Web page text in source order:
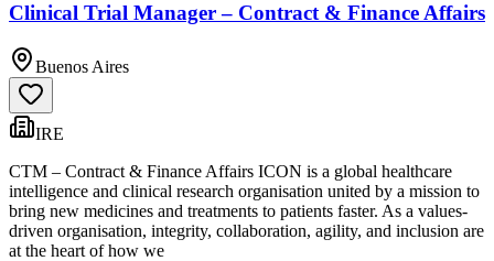
Clinical Trial Manager – Contract & Finance Affairs
Buenos Aires
IRE
CTM – Contract & Finance Affairs ICON is a global healthcare
intelligence and clinical research organisation united by a mission to
bring new medicines and treatments to patients faster. As a values-
driven organisation, integrity, collaboration, agility, and inclusion are
at the heart of how we